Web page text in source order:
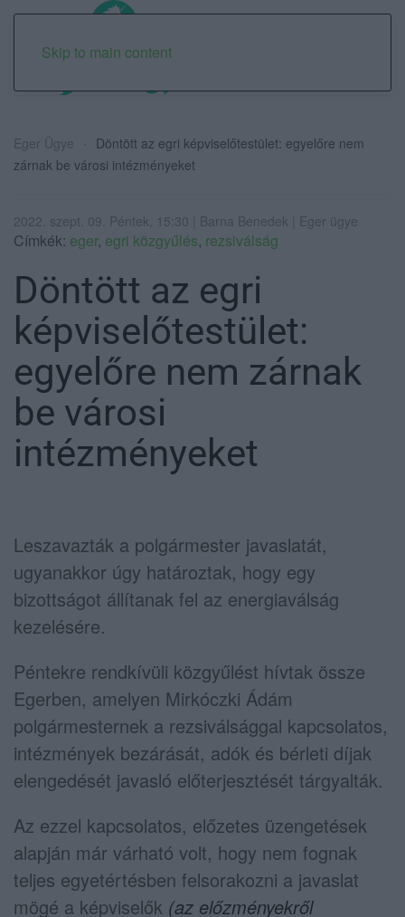
Skip to main content
Eger Ügye
Döntött az egri képviselőtestület: egyelőre nem
zárnak be városi intézményeket
2022. szept. 09. Péntek, 15:30 | Barna Benedek | Eger ügye
Címkék: eger, egri közgyűlés, rezsiválság
Döntött az egri
képviselőtestület:
egyelőre nem zárnak
be városi
intézményeket
Leszavazták a polgármester javaslatát,
ugyanakkor úgy határoztak, hogy egy
bizottságot állítanak fel az energiaválság
kezelésére.
Péntekre rendkívüli közgyűlést hívtak össze
Egerben, amelyen Mirkóczki Ádám
polgármesternek a rezsiválsággal kapcsolatos,
intézmények bezárását, adók és bérleti díjak
elengedését javasló előterjesztését tárgyalták.
Az ezzel kapcsolatos, előzetes üzengetések
alapján már várható volt, hogy nem fognak
teljes egyetértésben felsorakozni a javaslat
mögé a képviselők (az előzményekről